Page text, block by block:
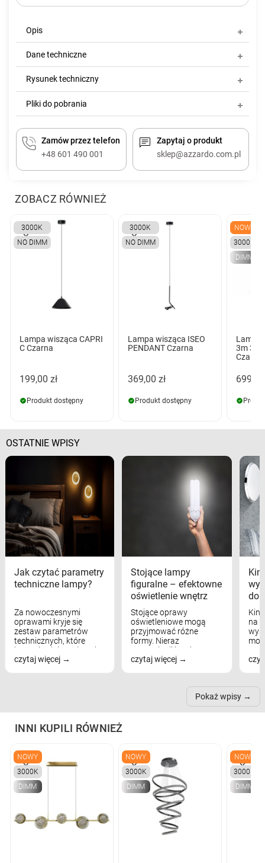
Opis
Dane techniczne
Rysunek techniczny
Pliki do pobrania
Zamów przez telefon
+48 601 490 001
Zapytaj o produkt
sklep@azzardo.com.pl
ZOBACZ RÓWNIEŻ
3000K
NO DIMM
Lampa wisząca CAPRI
C Czarna
199,00 zł
Produkt dostępny
3000K
NO DIMM
Lampa wisząca ISEO
PENDANT Czarna
369,00 zł
Produkt dostępny
NOWY
3000K
DIMM
Lampa
3m 3-
Czarna
699,00
OSTATNIE WPISY
Jak czytać parametry
techniczne lampy?
Za nowoczesnymi
oprawami kryje się
zestaw parametrów
technicznych, które
bezpośrednio wpływają
na komfort widzenia,
czytaj więcej
Stojące lampy
figuralne – efektowne
oświetlenie wnętrz
Stojące oprawy
oświetleniowe mogą
przyjmować różne
formy. Nieraz
wspominaliśmy już
modele na łukowych
nich może przydać się w
czytaj więcej
na
Pokaż wpisy
INNI KUPILI RÓWNIEŻ
NOWY
3000K
DIMM
NOWY
3000K
DIMM
NOWY
3000K
DIMM